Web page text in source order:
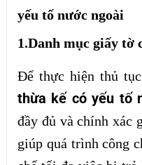
yếu tố nước ngoài
1.Danh mục giấy tờ
Để thực hiện thủ tục
thừa kế có yếu tố
đầy đủ và chính xác
giúp quá trình công